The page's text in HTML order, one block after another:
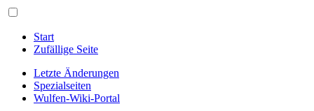
Start
Zufällige Seite
Letzte Änderungen
Spezialseiten
Wulfen-Wiki-Portal